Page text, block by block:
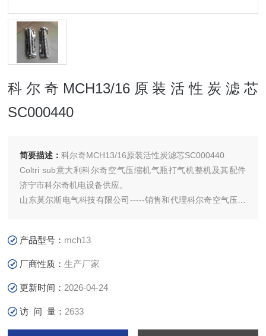
科尔奇MCH13/16原装活性炭滤芯
SC000440
简要描述：科尔奇MCH13/16原装活性炭滤芯SC000440
Coltri sub意大利科尔奇空气压缩机气瓶打气机整机及其配件
济宁市科尔奇机电设备供应。
山东莫尔斯电气科技有限公司-----销售和代理科尔奇空气压缩
介绍及故障维修保养请咨
产品型号： mch13
厂商性质：生产厂家
更新时间： 2026-04-24
访 问 量： 2633